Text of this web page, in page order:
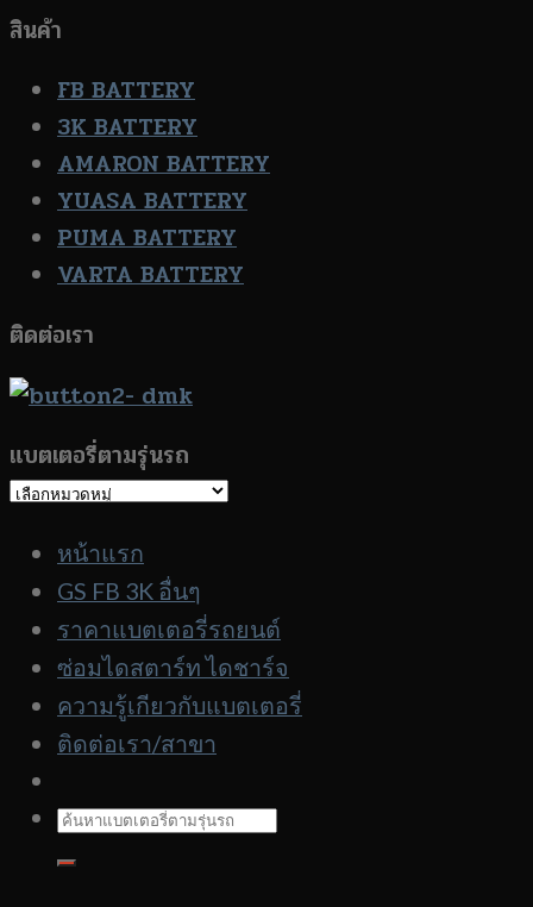
สินค้า
FB BATTERY
3K BATTERY
AMARON BATTERY
YUASA BATTERY
PUMA BATTERY
VARTA BATTERY
ติดต่อเรา
แบตเตอรี่ตามรุ่นรถ
แบตเตอรี่
รุ่น
รถ
หน้าแรก
GS FB 3K อื่นๆ
ราคาแบตเตอรี่รถยนต์
ซ่อมไดสตาร์ท ไดชาร์จ
ความรู้เกียวกับแบตเตอรี่
ติดต่อเรา/สาขา
ค้นหา: